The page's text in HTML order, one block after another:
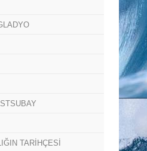
TARİHÇESİ